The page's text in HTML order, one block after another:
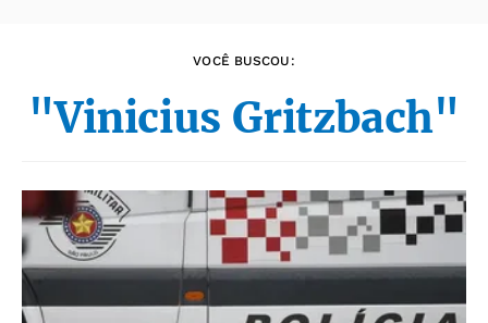
VOCÊ BUSCOU:
"Vinicius Gritzbach"